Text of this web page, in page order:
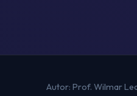
Autor: Prof. Wilmar